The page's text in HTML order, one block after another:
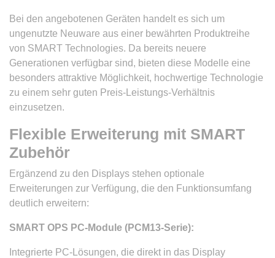
Bei den angebotenen Geräten handelt es sich um
ungenutzte Neuware aus einer bewährten Produktreihe
von SMART Technologies. Da bereits neuere
Generationen verfügbar sind, bieten diese Modelle eine
besonders attraktive Möglichkeit, hochwertige Technologie
zu einem sehr guten Preis-Leistungs-Verhältnis
einzusetzen.
Flexible Erweiterung mit SMART
Zubehör
Ergänzend zu den Displays stehen optionale
Erweiterungen zur Verfügung, die den Funktionsumfang
deutlich erweitern:
SMART OPS PC-Module (PCM13-Serie):
Integrierte PC-Lösungen, die direkt in das Display